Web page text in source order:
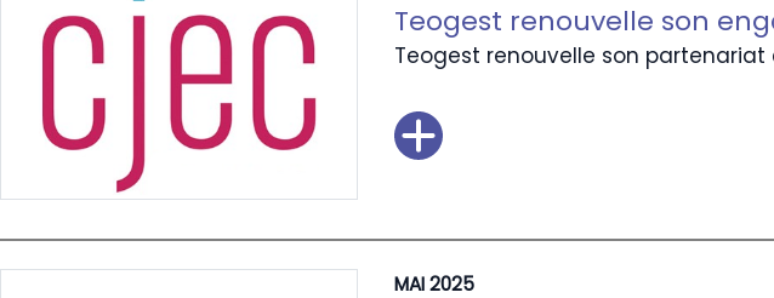
Teogest renouvelle son
Teogest renouvelle son partenariat
MAI 2025